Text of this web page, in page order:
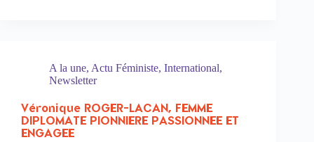
A la une, Actu Féministe, International,
Newsletter
Véronique ROGER-LACAN, FEMME
DIPLOMATE PIONNIERE PASSIONNEE ET
ENGAGEE